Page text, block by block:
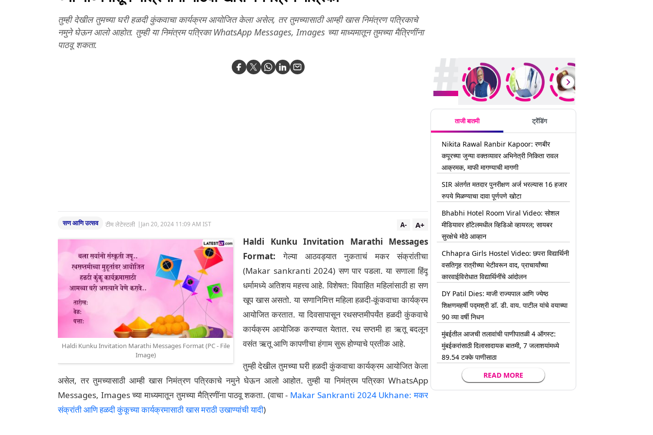
तुम्ही देखील तुमच्या घरी हळदी कुंकवाचा कार्यक्रम आयोजित केला असेल, तर तुमच्यासाठी आम्ही खास निमंत्रण पत्रिकाचे
नमुने घेऊन आलो आहोत. तुम्ही या निमंत्रम पत्रिका WhatsApp Messages, Images च्या माध्यमातून तुमच्या मैत्रिणींना
पाठवू शकता.
सण आणि उत्सव टीम लेटेस्टली | Jan 20, 2024 11:09 AM IST A+
A-
Haldi Kunku Invitation Marathi Messages Format (PC - File
Image)
Haldi Kunku Invitation Marathi Messages
Format: गेल्या आठवड्यात नुकताचं मकर संक्रांतीचा
(Makar sankranti 2024) सण पार पडला. या सणाला हिंदू
धर्मामध्ये अतिशय महत्त्व आहे. विशेषत: विवाहित महिलांसाठी हा सण
खूप खास असतो. या सणानिमित्त महिला हळदी-कूंकवाचा कार्यक्रम
आयोजित करतात. या दिवसापासून रथसप्तमीपर्यंत हळदी कुंकवाचे
कार्यक्रम आयोजिक करण्यात येतात. रथ सप्तमी हा ऋतू बदलून
वसंत ऋतू आणि कापणीचा हंगाम सुरू होण्याचे प्रतीक आहे.
तुम्ही देखील तुमच्या घरी हळदी कुंकवाचा कार्यक्रम आयोजित केला
असेल, तर तुमच्यासाठी आम्ही खास निमंत्रण पत्रिकाचे नमुने घेऊन आलो आहोत. तुम्ही या निमंत्रम पत्रिका WhatsApp
Messages, Images च्या माध्यमातून तुमच्या मैत्रिणींना पाठवू शकता. (वाचा - Makar Sankranti 2024 Ukhane: मकर
संक्रांती आणि हळदी कुंकूच्या कार्यक्रमासाठी खास मराठी उखाण्यांची यादी)
ताजी बातमी ट्रेंडिंग
Nikita Rawal Ranbir Kapoor: रणबीर
कपूरच्या जुन्या वक्तव्यावर अभिनेत्री निकिता रावल
आक्रमक, माफी मागण्याची मागणी
SIR अंतर्गत मतदार पुनरीक्षण अर्ज भरल्यास 16 हजार
रुपये मिळण्याचा दावा पूर्णपणे खोटा
Bhabhi Hotel Room Viral Video: सोशल
मीडियावर हॉटेलमधील व्हिडिओ व्हायरल; सायबर
सुरक्षेचे मोठे आव्हान
Chhapra Girls Hostel Video: छपरा विद्यार्थिनी
वसतिगृह रात्रीच्या भेटीवरून वाद, प्राचार्यांच्या
कारवाईविरोधात विद्यार्थिनींचे आंदोलन
DY Patil Dies: माजी राज्यपाल आणि ज्येष्ठ
शिक्षणमहर्षी पद्मश्री डॉ. डी. वाय. पाटील यांचे वयाच्या
90 व्या वर्षी निधन
मुंबईतील आजची तलावांची पाणीपातळी 4 ऑगस्ट:
मुंबईकरांसाठी दिलासादायक बातमी, 7 जलाशयांमध्ये
89.54 टक्के पाणीसाठा
READ MORE